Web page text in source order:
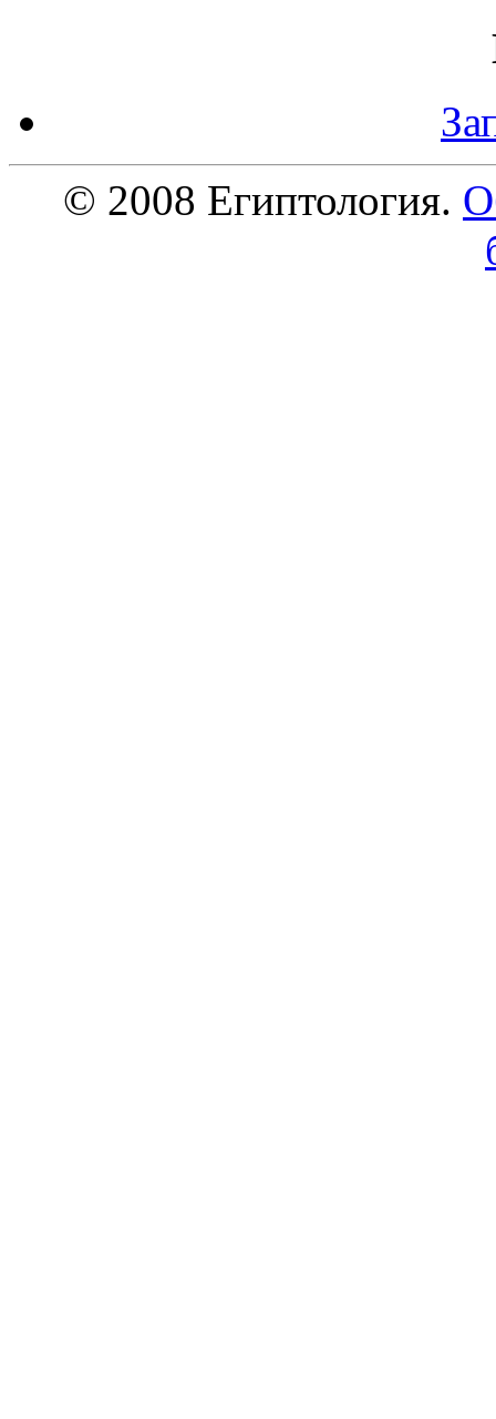
© 2008 Египтология.